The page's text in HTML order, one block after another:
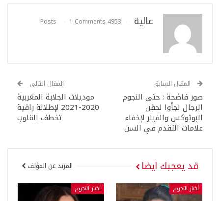
عالية 4953 Posts
1 Comments
المقال السابق
صور فاضحة : حتى النجوم
الرجال لجأوا لحقن
البوتوكس والفيلر لإخفاء
علامات التقدم في السن
المقال التالي
موديلات الجلابة المغربية
2020-2021 لإطلالة راقية
تخطف القلوب
قد يعجبك ايضا المزيد عن المؤلف
أخبار النجوم أخبار النجوم